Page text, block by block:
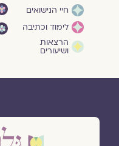
חיי הנישואים
לימוד וכתיבה
הרצאות
ושיעורים